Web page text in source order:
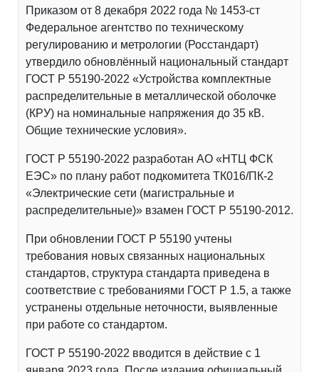
Приказом от 8 декабря 2022 года № 1453-ст
Федеральное агентство по техническому
регулированию и метрологии (Росстандарт)
утвердило обновлённый национальный стандарт
ГОСТ Р 55190-2022 «Устройства комплектные
распределительные в металлической оболочке
(КРУ) на номинальные напряжения до 35 кВ.
Общие технические условия».
ГОСТ Р 55190-2022 разработан АО «НТЦ ФСК
ЕЭС» по плану работ подкомитета ТК016/ПК-2
«Электрические сети (магистральные и
распределительные)» взамен ГОСТ Р 55190-2012.
При обновлении ГОСТ Р 55190 учтены
требования новых связанных национальных
стандартов, структура стандарта приведена в
соответствие с требованиями ГОСТ Р 1.5, а также
устранены отдельные неточности, выявленные
при работе со стандартом.
ГОСТ Р 55190-2022 вводится в действие с 1